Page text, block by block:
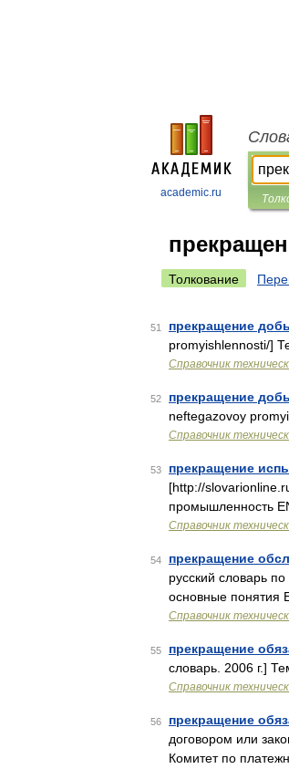
academic.ru
Толкование
51 прекращение
promyishlennosti/]
Справочник
52 прекращение
neftegazovoy
Справочник
53 прекращение
[http://
промышленность
Справочник
54 прекращение
русский словарь по
основные понятия
Справочник
55 прекращение
словарь. 2006 г.]
Справочник
56 прекращение
договором или
Комитет по